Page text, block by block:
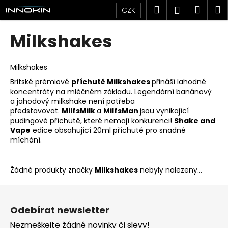
Přejít
na
obsah
CZK Hledat
Milkshakes
Milkshakes
Britské prémiové příchutě Milkshakespřináší lahodné
koncentráty na mléčném základu. Legendární banánový
a jahodový milkshake není potřeba
představovat. MilfsMilka MilfsMan jsou vynikající
pudingové příchutě, které nemají konkurenci! Shake and
Vape edice obsahující 20ml příchutě pro snadné
míchání.
Žádné produkty značky Milkshakes nebyly nalezeny...
K
o
o
p
o
t
ř
e
b
u
j
e
e
Z
Odebírat newsletter
Nezmeškejte žádné novinky či slevy!